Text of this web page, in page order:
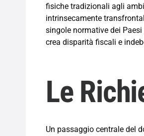
fisiche tradizionali agli
intrinsecamente
singole normative dei
crea disparità fiscali e
Le
Un passaggio centrale del